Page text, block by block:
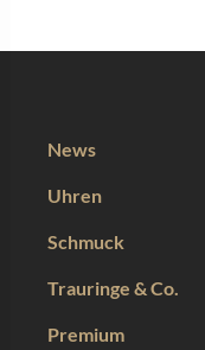
News
Uhren
Schmuck
Trauringe & Co.
Premium